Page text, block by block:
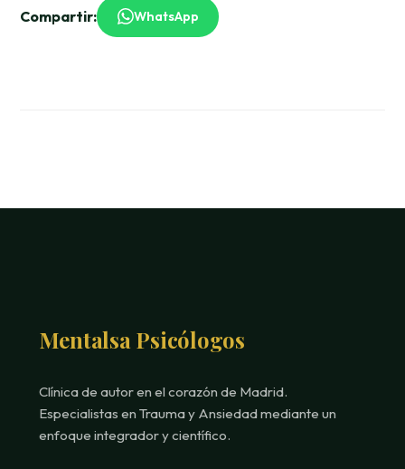
Compartir: WhatsApp
Mentalsa Psicólogos
Clínica de autor en el corazón de Madrid.
Especialistas en Trauma y Ansiedad mediante un
enfoque integrador y científico.